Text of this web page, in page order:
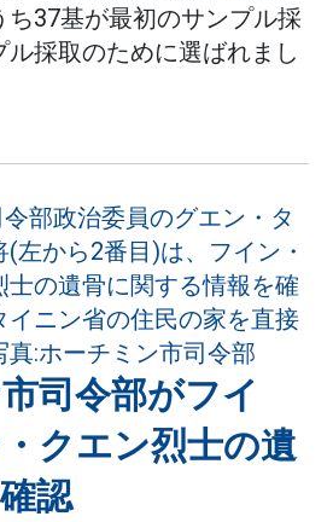
37基が最初のサンプル採
採取のために選ばれまし
司令部がフイ
クエン烈士の遺
認